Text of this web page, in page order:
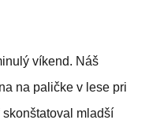
víkend. Náš
na paličke v lese pri
skonštatoval mladší